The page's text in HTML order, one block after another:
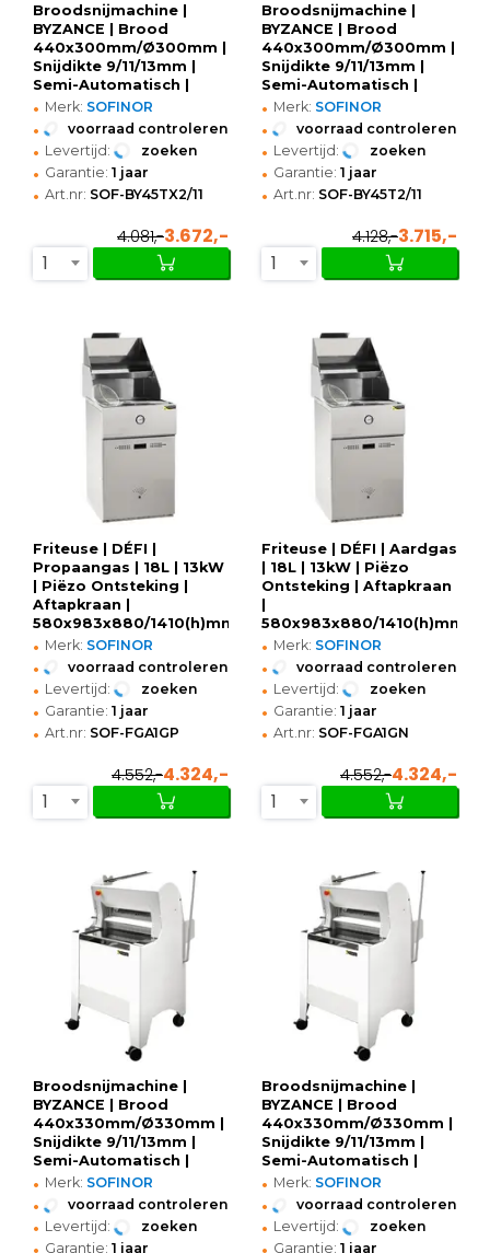
Broodsnijmachine |
BYZANCE | Brood
440x300mm/Ø300mm |
Snijdikte 9/11/13mm |
Semi-Automatisch |
0.49kW (230V) |
Optioneel Onderstel |
680x640x600/880(h)mm
• Merk: SOFINOR
• voorraad controleren
• Levertijd: zoeken
• Garantie: 1 jaar
• Art.nr: SOF-BY45TX2/11
4.081,-3.672,-
1
Broodsnijmachine |
BYZANCE | Brood
440x300mm/Ø300mm |
Snijdikte 9/11/13mm |
Semi-Automatisch |
0.49kW (230V) |
Optioneel Onderstel |
680x645x720/850(h)mm
• Merk: SOFINOR
• voorraad controleren
• Levertijd: zoeken
• Garantie: 1 jaar
• Art.nr: SOF-BY45T2/11
4.128,-3.715,-
1
Friteuse | DÉFI |
Propaangas | 18L | 13kW
| Piëzo Ontsteking |
Aftapkraan |
580x983x880/1410(h)mm
• Merk: SOFINOR
• voorraad controleren
• Levertijd: zoeken
• Garantie: 1 jaar
• Art.nr: SOF-FGA1GP
4.552,-4.324,-
1
Friteuse | DÉFI | Aardgas
| 18L | 13kW | Piëzo
Ontsteking | Aftapkraan
|
580x983x880/1410(h)mm
• Merk: SOFINOR
• voorraad controleren
• Levertijd: zoeken
• Garantie: 1 jaar
• Art.nr: SOF-FGA1GN
4.552,-4.324,-
1
Broodsnijmachine |
BYZANCE | Brood
440x330mm/Ø330mm |
Snijdikte 9/11/13mm |
Semi-Automatisch |
0.55kW (400V) |
615x716x735/1205(h)mm
• Merk: SOFINOR
• voorraad controleren
• Levertijd: zoeken
Garantie: 1 jaar
Broodsnijmachine |
BYZANCE | Brood
440x330mm/Ø330mm |
Snijdikte 9/11/13mm |
Semi-Automatisch |
0.55kW (230V) |
615x716x735/1205(h)mm
• Merk: SOFINOR
• voorraad controleren
• Levertijd: zoeken
Garantie: 1 jaar